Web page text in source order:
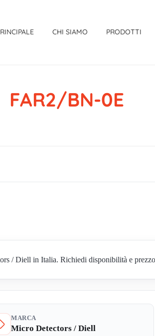
CHI SIAMO PRODOTTI
FAR2/BN-0E
/ Diell in Italia. Richiedi disponibilità e
MARCA
Micro Detectors / Diell